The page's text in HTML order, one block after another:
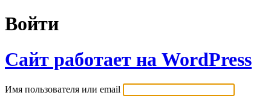
Войти
Сайт работает на WordPress
Имя пользователя или email